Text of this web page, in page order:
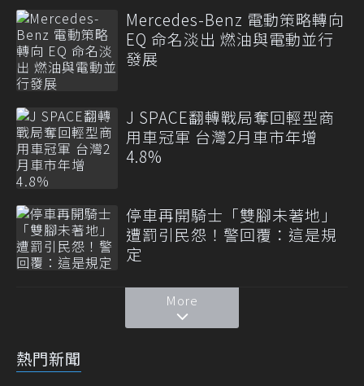
Mercedes-Benz 電動策略轉向
EQ 命名淡出 燃油與電動並行
發展
J SPACE翻轉戰局奪回輕型商
用車冠軍 台灣2月車市年增
4.8%
停車再開騎士「雙腳未著地」
遭罰引民怨！警回覆：這是規
定
More
熱門新聞